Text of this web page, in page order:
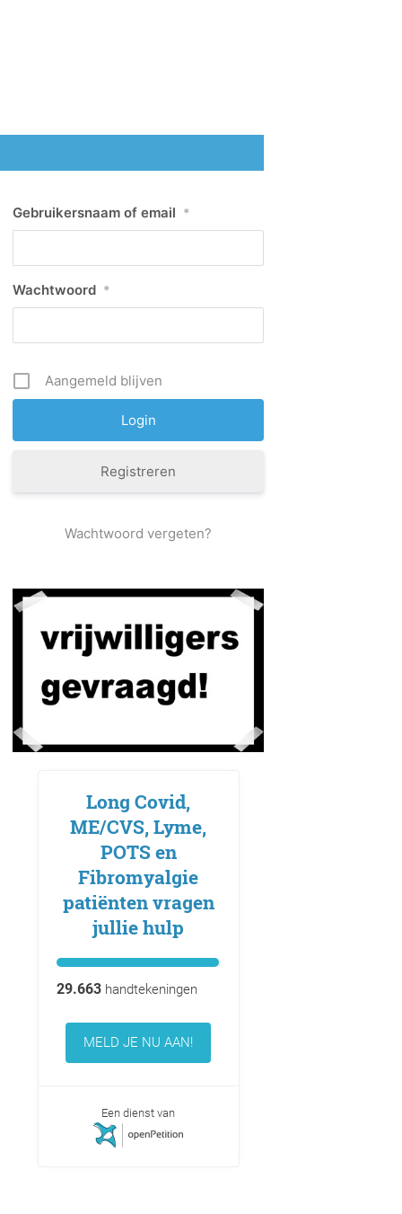
Gebruikersnaam of email *
Wachtwoord *
Aangemeld blijven
Registreren
Wachtwoord vergeten?
Long Covid,
ME/CVS, Lyme,
POTS en
Fibromyalgie
patiënten vragen
jullie hulp
29.663handtekeningen
MELD JE NU AAN!
Een dienst van